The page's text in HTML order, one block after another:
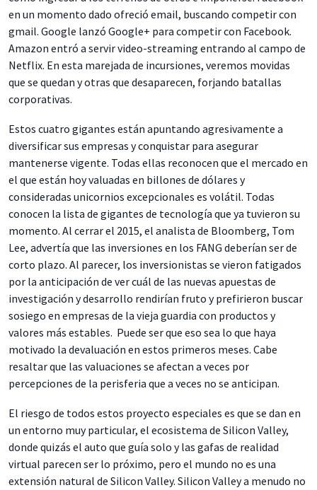
en un momento dado ofreció email, buscando competir con
gmail. Google lanzó Google+ para competir con Facebook.
Amazon entró a servir video-streaming entrando al campo de
Netflix. En esta marejada de incursiones, veremos movidas
que se quedan y otras que desaparecen, forjando batallas
corporativas.
Estos cuatro gigantes están apuntando agresivamente a
diversificar sus empresas y conquistar para asegurar
mantenerse vigente. Todas ellas reconocen que el mercado en
el que están hoy valuadas en billones de dólares y
consideradas unicornios excepcionales es volátil. Todas
conocen la lista de gigantes de tecnología que ya tuvieron su
momento. Al cerrar el 2015, el analista de Bloomberg, Tom
Lee, advertía que las inversiones en los FANG deberían ser de
corto plazo. Al parecer, los inversionistas se vieron fatigados
por la anticipación de ver cuál de las nuevas apuestas de
investigación y desarrollo rendirían fruto y prefirieron buscar
sosiego en empresas de la vieja guardia con productos y
valores más estables. Puede ser que eso sea lo que haya
motivado la devaluación en estos primeros meses. Cabe
resaltar que las valuaciones se afectan a veces por
percepciones de la perisferia que a veces no se anticipan.
El riesgo de todos estos proyecto especiales es que se dan en
un entorno muy particular, el ecosistema de Silicon Valley,
donde quizás el auto que guía solo y las gafas de realidad
virtual parecen ser lo próximo, pero el mundo no es una
extensión natural de Silicon Valley. Silicon Valley a menudo no